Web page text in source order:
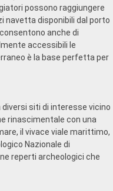
possono raggiungere
navetta disponibili dal porto
anche di
accessibili le
è la base perfetta per
siti di interesse vicino
rinascimentale con una
il vivace viale marittimo,
Nazionale di
reperti archeologici che